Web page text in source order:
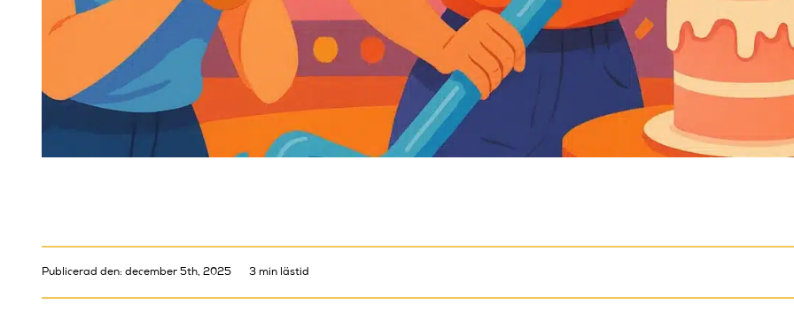
Publicerad den: december 5th, 2025 3 min lästid